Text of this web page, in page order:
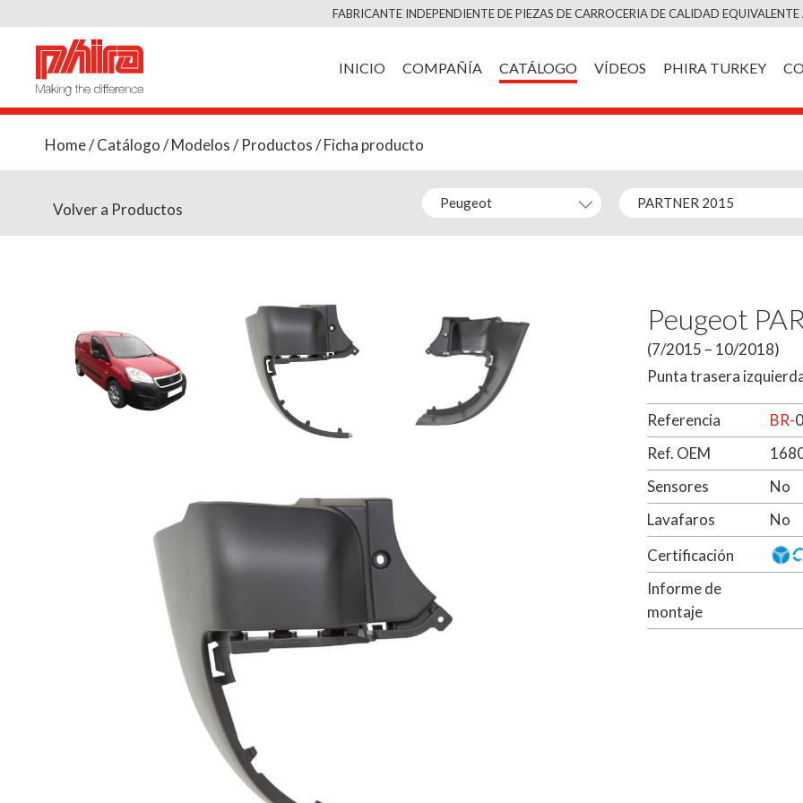
Saltar
contenido
FABRICANTE INDEPENDIENTE DE PIEZAS DE CARROCERIA DE CALIDAD EQUIVALENTE
INICIO COMPAÑÍA CATÁLOGO VÍDEOS PHIRA TURKEY
Home/Catálogo/Modelos/Productos/ Ficha producto
Volver a Productos
Peugeot
(7/2015 – 10/2018)
Punta trasera
Referencia BR-
Ref. OEM
Sensores
No
Lavafaros
No
Certificación
Informe de
montaje